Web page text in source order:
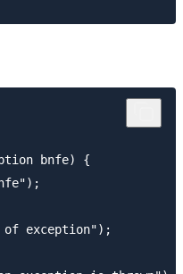
bnfe) {
exception");